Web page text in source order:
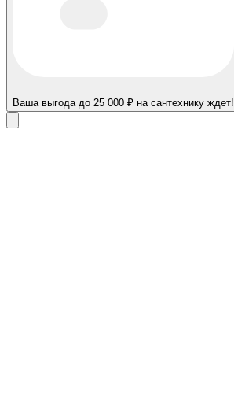
Ваша выгода до 25 000 ₽ на сантехнику ждет!